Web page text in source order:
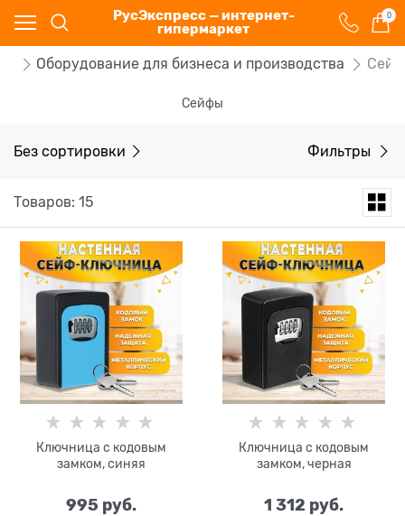
РусЭкспресс — интернет-
гипермаркет
0
Оборудование для бизнеса и производства
Сейфы
Без сортировки Фильтры
Товаров: 15
Ключница с кодовым
замком, синяя
995 руб.
Ключница с кодовым
замком, черная
1 312 руб.